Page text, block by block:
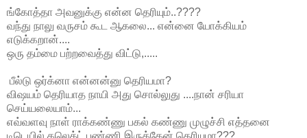
ங்கோத்தா அவனுக்கு என்ன தெரியும்..????
வந்து நாலு வருசம் கூட ஆகலை... என்னை யோக்கியம்
எடுக்கறான்....
ஒரு தம்மை பற்றவைத்து விட்டு,.....
பீல்டு ஒர்க்னா என்னன்னு தெரியமா?
விஷயம் தெரியாத நாயி அது சொல்லுது ....நான் சரியா
செய்யலையாம்...
எவ்வளவு நாள் ராக்கண்ணு பகல் கண்ணு முழுச்சி எத்தனை
டிடெயில் கலெக்ட் பண்ணி இருக்கேன் தெரியுமா???